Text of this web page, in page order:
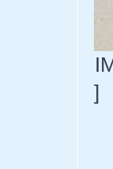
]